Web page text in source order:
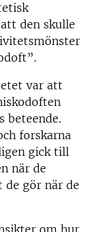
den skulle
var att
beteende.
forskarna
gick till
när de
gör när de
om hur